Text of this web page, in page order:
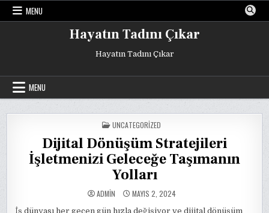
Skip
MENU
Hayatın Tadını Çıkar
Hayatın Tadını Çıkar
MENU
POSTED
IN
UNCATEGORIZED
Dijital Dönüşüm Stratejileri
İşletmenizi Geleceğe Taşımanın
Yolları
ADMIN MAYIS 2, 2024
İş dünyası her geçen gün hızla değişiyor ve dijital dönüşüm